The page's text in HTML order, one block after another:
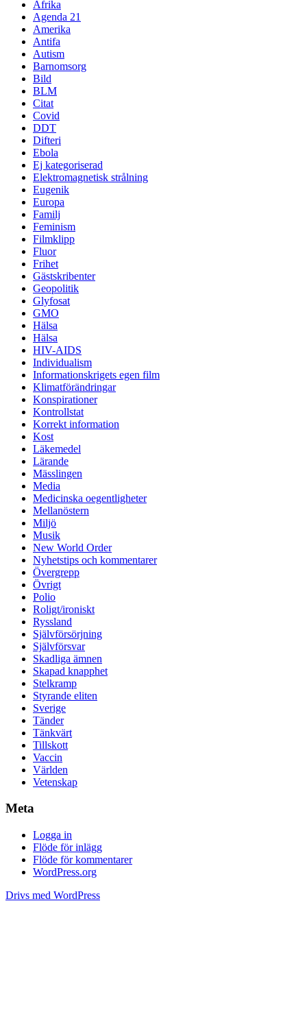
Afrika
Agenda 21
Amerika
Antifa
Autism
Barnomsorg
Bild
BLM
Citat
Covid
DDT
Difteri
Ebola
Ej kategoriserad
Elektromagnetisk strålning
Eugenik
Europa
Familj
Feminism
Filmklipp
Fluor
Frihet
Gästskribenter
Geopolitik
Glyfosat
GMO
Hälsa
Hälsa
HIV-AIDS
Individualism
Informationskrigets egen film
Klimatförändringar
Konspirationer
Kontrollstat
Korrekt information
Kost
Läkemedel
Lärande
Mässlingen
Media
Medicinska oegentligheter
Mellanöstern
Miljö
Musik
New World Order
Nyhetstips och kommentarer
Övergrepp
Övrigt
Polio
Roligt/ironiskt
Ryssland
Självförsörjning
Självförsvar
Skadliga ämnen
Skapad knapphet
Stelkramp
Styrande eliten
Sverige
Tänder
Tänkvärt
Tillskott
Vaccin
Världen
Vetenskap
Meta
Logga in
Flöde för inlägg
Flöde för kommentarer
WordPress.org
Drivs med WordPress